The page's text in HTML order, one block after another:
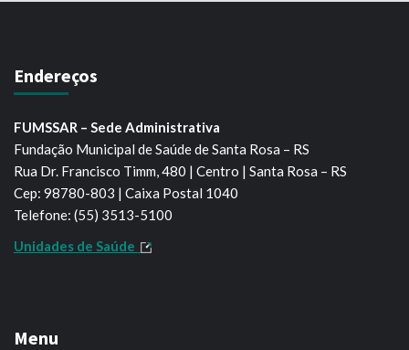
Endereços
FUMSSAR – Sede Administrativa
Fundação Municipal de Saúde de Santa Rosa – RS
Rua Dr. Francisco Timm, 480 | Centro | Santa Rosa – RS
Cep: 98780-803 | Caixa Postal 1040
Telefone: (55) 3513-5100
Unidades de Saúde
Menu